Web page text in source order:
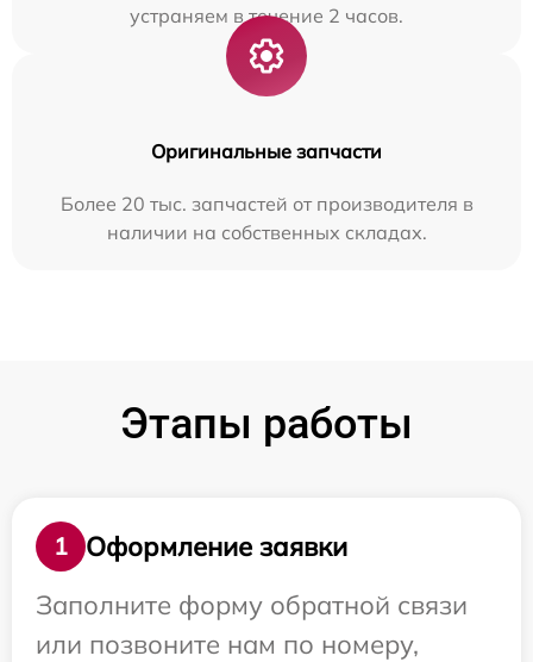
устраняем в течение 2 часов.
Оригинальные запчасти
Более 20 тыс. запчастей от производителя в
наличии на собственных складах.
Этапы работы
1
Оформление заявки
Заполните форму обратной связи
или позвоните нам по номеру,